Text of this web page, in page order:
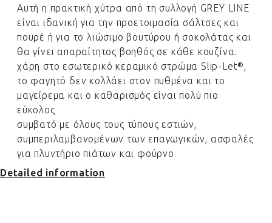
Αυτή η πρακτική χύτρα από τη συλλογή GREY LINE
είναι ιδανική για την προετοιμασία σάλτσες και
πουρέ ή για το λιώσιμο βουτύρου ή σοκολάτας και
θα γίνει απαραίτητος βοηθός σε κάθε κουζίνα.
χάρη στο εσωτερικό κεραμικό στρώμα Slip-Let®,
το φαγητό δεν κολλάει στον πυθμένα και το
μαγείρεμα και ο καθαρισμός είναι πολύ πιο
εύκολος
συμβατό με όλους τους τύπους εστιών,
συμπεριλαμβανομένων των επαγωγικών, ασφαλές
για πλυντήριο πιάτων και φούρνο
Detailed information